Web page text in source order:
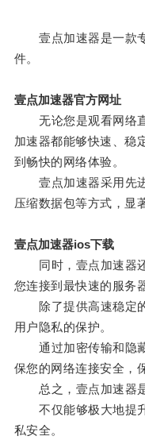
壹点加速器是一款专
件。
壹点加速器官方网址
无论您是观看网络直
加速器都能够快速、稳
到畅快的网络体验。
壹点加速器采用先进
压缩数据包等方式，显
壹点加速器ios下载
同时，壹点加速器还
您连接到最快速的服务
除了提供高速稳定的
用户隐私的保护。
通过加密传输和隐藏
保您的网络连接安全，
总之，壹点加速器是
不仅能够极大地提升
私安全。